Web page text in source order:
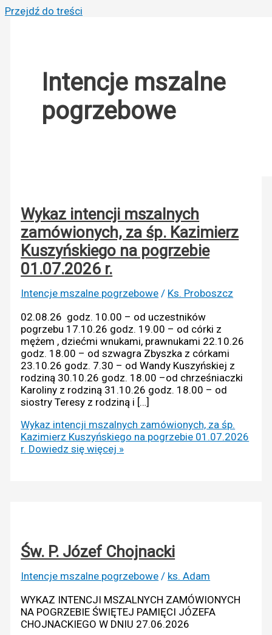
Przejdź do treści
Intencje mszalne
pogrzebowe
Wykaz intencji mszalnych
zamówionych, za śp. Kazimierz
Kuszyńskiego na pogrzebie
01.07.2026 r.
Intencje mszalne pogrzebowe / Ks. Proboszcz
02.08.26 godz. 10.00 – od uczestników
pogrzebu 17.10.26 godz. 19.00 – od córki z
mężem , dziećmi wnukami, prawnukami 22.10.26
godz. 18.00 – od szwagra Zbyszka z córkami
23.10.26 godz. 7.30 – od Wandy Kuszyńskiej z
rodziną 30.10.26 godz. 18.00 –od chrześniaczki
Karoliny z rodziną 31.10.26 godz. 18.00 – od
siostry Teresy z rodziną i […]
Wykaz intencji mszalnych zamówionych, za śp.
Kazimierz Kuszyńskiego na pogrzebie 01.07.2026
r. Dowiedz się więcej »
Św. P. Józef Chojnacki
Intencje mszalne pogrzebowe / ks. Adam
WYKAZ INTENCJI MSZALNYCH ZAMÓWIONYCH
NA POGRZEBIE ŚWIĘTEJ PAMIĘCI JÓZEFA
CHOJNACKIEGO W DNIU 27.06.2026